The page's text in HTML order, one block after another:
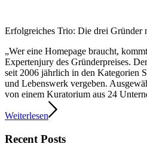
Erfolgreiches Trio: Die drei Gründer
„Wer eine Homepage braucht,
Expertenjury des Gründerpreises.
seit 2006 jährlich in den Kategorien
und Lebenswerk vergeben.
von einem Kuratorium aus 24
Weiterlesen
Recent Posts